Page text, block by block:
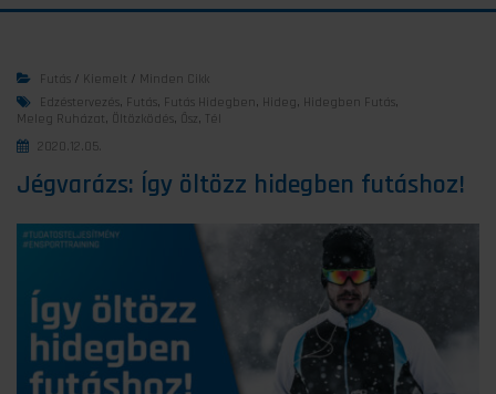
Futás / Kiemelt / Minden Cikk
Edzéstervezés, Futás, Futás Hidegben , Hideg, Hidegben Futás,
Meleg Ruházat , Öltözködés, Ősz, Tél
2020.12.05.
Jégvarázs: Így öltözz hidegben futáshoz!